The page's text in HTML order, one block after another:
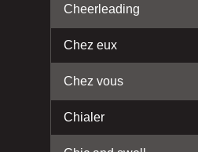
Cheerleading
Chez eux
Chez vous
Chialer